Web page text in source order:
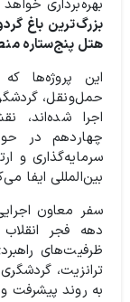
بهره‌برداری
بزرگ‌ترین باغ
هتل پنج‌ستاره
این پروژه‌ها
حمل‌ونقل،
اجرا
چهاردهم در
سرمایه‌گذاری و
بین‌المللی ایفا
سفر معاون
دهه فجر
ظرفیت‌های
ترانزیت،
به روند پیشرفت